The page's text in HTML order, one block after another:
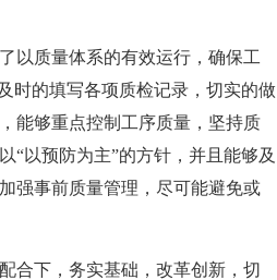
以质量体系的有效运行，确保工
时的填写各项质检记录，切实的做
能够重点控制工序质量，坚持质
“以预防为主”的方针，并且能够及
强事前质量管理，尽可能避免或
合下，务实基础，改革创新，切